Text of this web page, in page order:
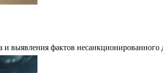
и выявления фактов